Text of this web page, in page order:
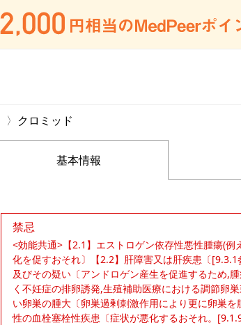
クロミッド
基本情報
禁忌
<効能共通>【2.1】エストロゲン依存性悪性腫瘍(
化を促すおそれ〕【2.2】肝障害又は肝疾患〔
及びその疑い〔アンドロゲン産生を促進するため,
く不妊症の排卵誘発,生殖補助医療における調節卵
い卵巣の腫大〔卵巣過剰刺激作用により更に卵巣
性の血栓塞栓性疾患〔症状が悪化するおそれ。